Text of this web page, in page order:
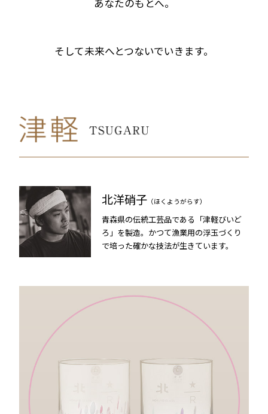
そして未来へとつないでいきます。
北洋硝子（ほくようがらす）
青森県の伝統工芸品である「津軽びいど
ろ」を製造。かつて漁業用の浮玉づくり
で培った確かな技法が生きています。